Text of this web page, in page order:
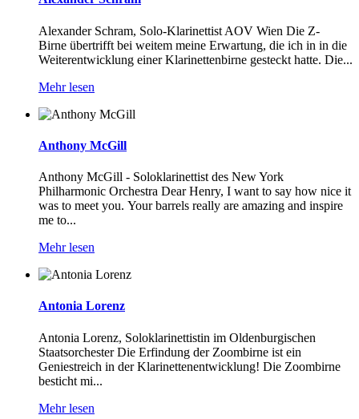
Alexander Schram, Solo-Klarinettist AOV Wien Die Z-
Birne übertrifft bei weitem meine Erwartung, die ich in in die
Weiterentwicklung einer Klarinettenbirne gesteckt hatte. Die...
Mehr lesen
Anthony McGill
Anthony McGill - Soloklarinettist des New York
Philharmonic Orchestra Dear Henry, I want to say how nice it
was to meet you. Your barrels really are amazing and inspire
me to...
Mehr lesen
Antonia Lorenz
Antonia Lorenz, Soloklarinettistin im Oldenburgischen
Staatsorchester Die Erfindung der Zoombirne ist ein
Geniestreich in der Klarinettenentwicklung! Die Zoombirne
besticht mi...
Mehr lesen